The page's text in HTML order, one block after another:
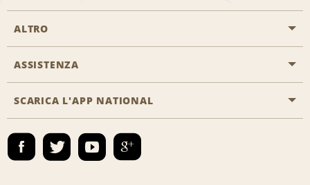
Inizia una prenotazione
Programmi business
Emerald Club Accedi
ALTRO
Offerte di lavoro
ASSISTENZA
Accessibilità
SCARICA L'APP NATIONAL